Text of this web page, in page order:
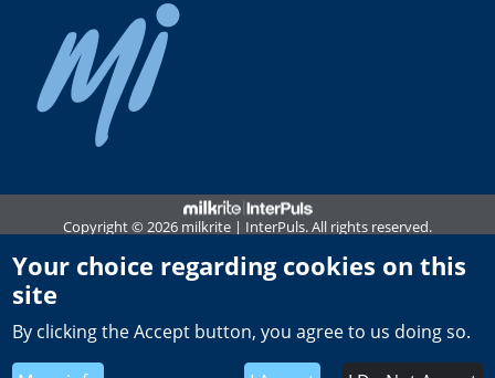
Copyright © 2026 milkrite | InterPuls. All rights reserved.
Privacy and Cookie Notice
Terms & Conditions of Sale
UK Tax Strategy
Your choice regarding cookies on this
site
By clicking the Accept button, you agree to us doing so.